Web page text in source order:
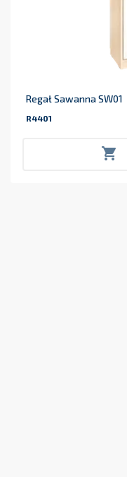
Regał Sawanna SW01
R4401
